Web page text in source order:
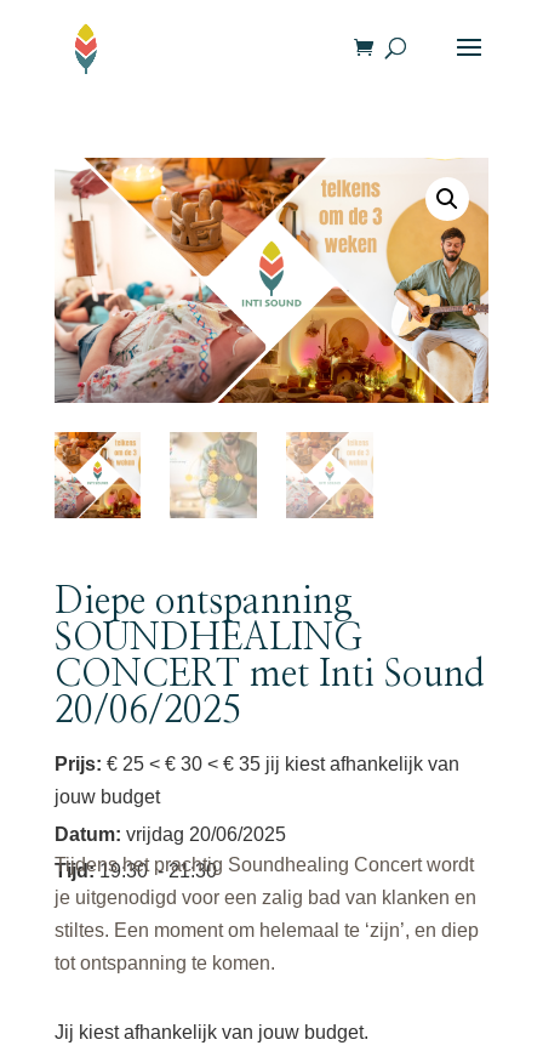
Diepe ontspanning
SOUNDHEALING
CONCERT met Inti Sound
20/06/2025
Prijs: € 25 < € 30 < € 35 jij kiest afhankelijk van
jouw budget
Datum: vrijdag 20/06/2025
Tijd:19:30 - 21:30
Tijdens het prachtig Soundhealing Concert wordt
je uitgenodigd voor een zalig bad van klanken en
stiltes. Een moment om helemaal te ‘zijn’, en diep
tot ontspanning te komen.
Jij kiest afhankelijk van jouw budget.